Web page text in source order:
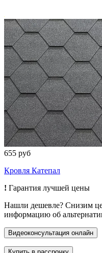
655 руб
Кровля Катепал
! Гарантия лучшей цены
Нашли дешевле? Снизим
информацию об